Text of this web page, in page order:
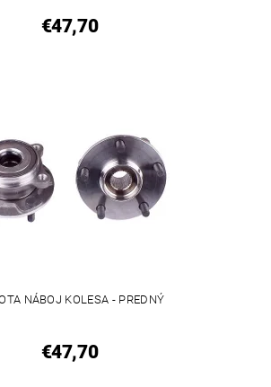
€47,70
NÁBOJ KOLESA - PREDNÝ
€47,70